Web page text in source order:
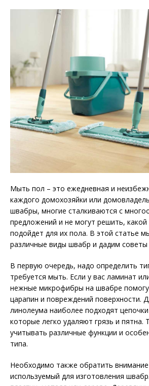
Мыть пол – это ежедневная и
каждого домохозяйки или
швабры, многие сталкиваются с
предложений и не могут решить, какой
подойдет для их пола. В этой статье
различные виды швабр и дадим
В первую очередь, надо определить
требуется мыть. Если у вас ламинат
нежные микрофибры на швабре
царапин и повреждений поверхности.
линолеума наиболее подходят
которые легко удаляют грязь и
учитывать различные функции и
типа.
Необходимо также обратить
используемый для изготовления